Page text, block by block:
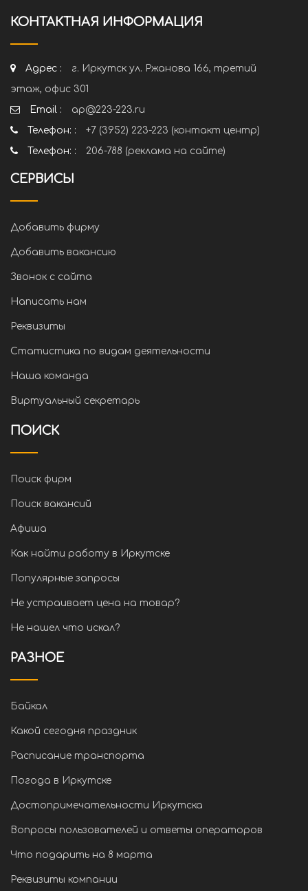
КОНТАКТНАЯ ИНФОРМАЦИЯ
Адрес :
г. Иркутск ул. Ржанова 166, третий
этаж, офис 301
Email :
ap@223-223.ru
Телефон: :
+7 (3952) 223-223 (контакт центр)
Телефон: :
206-788 (реклама на сайте)
СЕРВИСЫ
Добавить фирму
Добавить вакансию
Звонок с сайта
Написать нам
Реквизиты
Статистика по видам деятельности
Наша команда
Виртуальный секретарь
ПОИСК
Поиск фирм
Поиск вакансий
Афиша
Как найти работу в Иркутске
Популярные запросы
Не устраивает цена на товар?
Не нашел что искал?
РАЗНОЕ
Байкал
Какой сегодня праздник
Расписание транспорта
Погода в Иркутске
Достопримечательности Иркутска
Вопросы пользователей и ответы операторов
Что подарить на 8 марта
Реквизиты компании